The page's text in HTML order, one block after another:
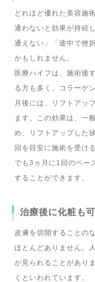
どれほど優れた美容施
通わないと効果が持続
通えない」「途中で挫
かもしれません。
医療ハイフは、施術後
る方も多く、コラーゲ
月後には、リフトアッ
ます。この効果は、一
め、リフトアップした
回を目安に施術を受け
でも3ヵ月に1回のペー
することができます。
治療後に化粧も
皮膚を切開することの
ほとんどありません。
が見られることがあり
くといわれています。